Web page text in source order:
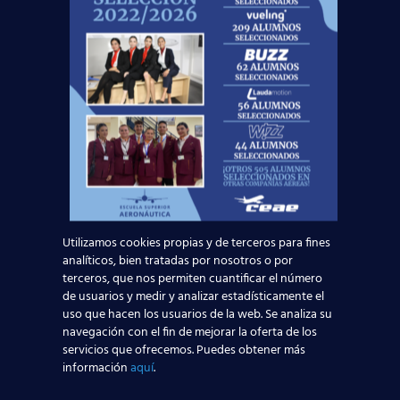
General P1, Express de Salidas y Preferente
de Llegadas, así como el intercambiador de
modos de transportes, para facilitar el
tránsito entre los diferentes medios
transportes públicos con la terminal.
Como el resto de la infraestructura, la T2 y su
muelle B disponen de todas las medidas para
garantizar la seguridad sanitaria de los
pasajeros, por las que el Aeropuerto Málaga-
‘Airport Health Accreditation’ (AHA) del
Consejo Internacional de Aeropuertos (ACI),
un programa que evalúa el cumplimiento de
las medidas sanitarias recomendadas por ACI,
la Organización de Aviación Civil Internacional
(OACI), la EASA, el Centro Europeo de
Prevención y Control de Enfermedades
(ECDC) y las guías de la Organización Mundial
Utilizamos cookies propias y de terceros para fines
analíticos, bien tratadas por nosotros o por
terceros, que nos permiten cuantificar el número
de usuarios y medir y analizar estadísticamente el
uso que hacen los usuarios de la web. Se analiza su
navegación con el fin de mejorar la oferta de los
servicios que ofrecemos. Puedes obtener más
informaciónaquí.